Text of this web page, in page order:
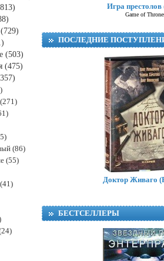
Игра престолов
Game of
ПОСЛЕДНИЕ
Доктор Живаго
БЕСТСЕЛЛЕРЫ
(503)
(475)
(86)
(55)